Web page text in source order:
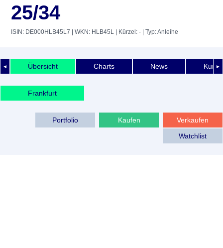
25/34
ISIN: DE000HLB45L7 | WKN: HLB45L | Kürzel: - | Typ: Anleihe
◄ ►
Übersicht Charts News
Frankfurt
Verkaufen
Kaufen
Portfolio
Watchlist